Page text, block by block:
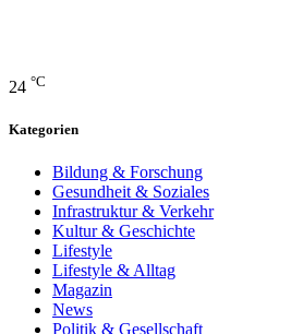
24 °C
Kategorien
Bildung & Forschung
Gesundheit & Soziales
Infrastruktur & Verkehr
Kultur & Geschichte
Lifestyle
Lifestyle & Alltag
Magazin
News
Politik & Gesellschaft